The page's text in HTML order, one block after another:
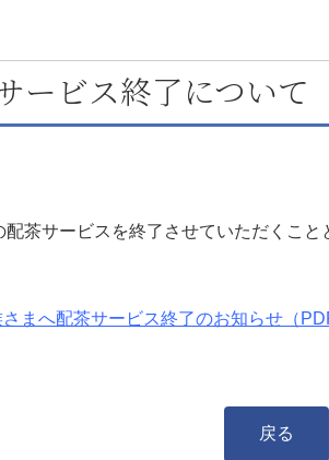
ービス終了について
茶サービスを終了させていただくこ
まへ配茶サービス終了のお知らせ（
戻る